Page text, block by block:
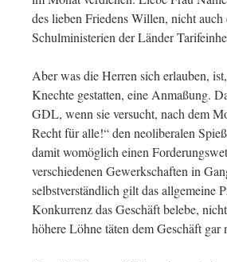
des lieben Friedens Willen, nicht auch
Schulministerien der Länder
Aber was die Herren sich erlauben,
Knechte gestatten, eine Anmaßung.
GDL, wenn sie versucht, nach dem
Recht für alle!“ den neoliberalen
damit womöglich einen
verschiedenen Gewerkschaften in
selbstverständlich gilt das allgemeine
Konkurrenz das Geschäft belebe,
höhere Löhne täten dem Geschäft gar